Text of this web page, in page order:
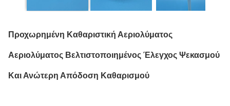
Προχωρημένη Καθαριστική Αεριολύματος
Αεριολύματος Βελτιστοποιημένος Έλεγχος Ψεκασμού
Και Ανώτερη Απόδοση Καθαρισμού